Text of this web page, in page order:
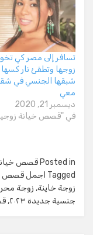
تسافر إلى مصر كي
زوجها وتطفئ نار كسها
شبقها الجنسي في
معي
ديسمبر 21, 2020
في "قصص خيانة
Posted in قصص
Tagged اجمل قصص
زوجة خاينة, زوجة
جنسية جديدة ٢٠٢٣
,